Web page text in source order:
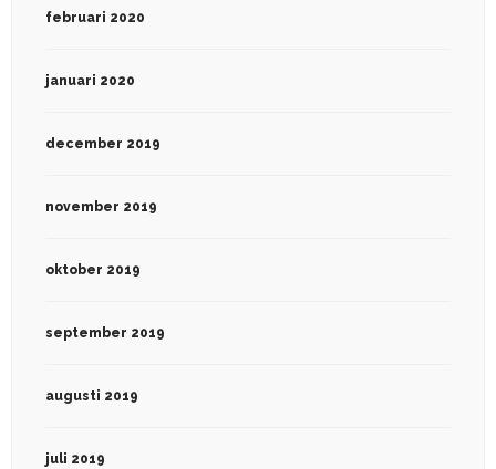
februari 2020
januari 2020
december 2019
november 2019
oktober 2019
september 2019
augusti 2019
juli 2019